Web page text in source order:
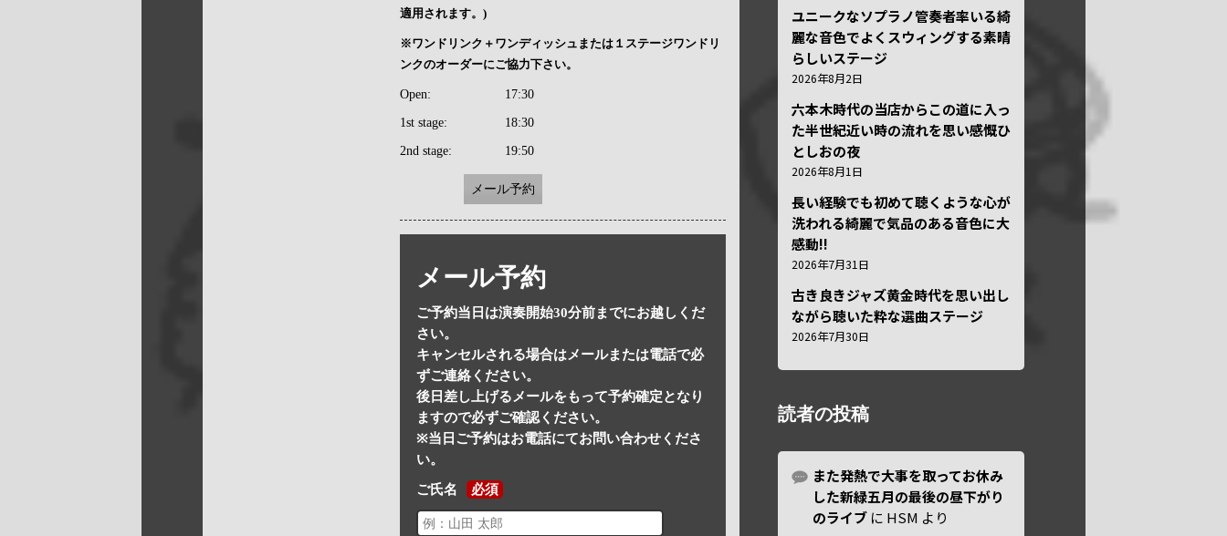
適用されます。)
※ワンドリンク＋ワンディッシュまたは１ステージワンドリ
ンクのオーダーにご協力下さい。
Open: 17:30
1st stage: 18:30
2nd stage: 19:50
メール予約
メール予約
ご予約当日は演奏開始30分前までにお越しくだ
さい。
キャンセルされる場合はメールまたは電話で必
ずご連絡ください。
後日差し上げるメールをもって予約確定となり
ますので必ずご確認ください。
※当日ご予約はお電話にてお問い合わせくださ
い。
ご氏名 必須
ユニークなソプラノ管奏者率いる綺
麗な音色でよくスウィングする素晴
らしいステージ
2026年8月2日
六本木時代の当店からこの道に入っ
た半世紀近い時の流れを思い感慨ひ
としおの夜
2026年8月1日
長い経験でも初めて聴くような心が
洗われる綺麗で気品のある音色に大
感動!!
2026年7月31日
古き良きジャズ黄金時代を思い出し
ながら聴いた粋な選曲ステージ
2026年7月30日
読者の投稿
また発熱で大事を取ってお休み
した新緑五月の最後の昼下がり
のライブ に HSM より